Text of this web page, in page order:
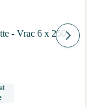
- Vrac 6 x 250